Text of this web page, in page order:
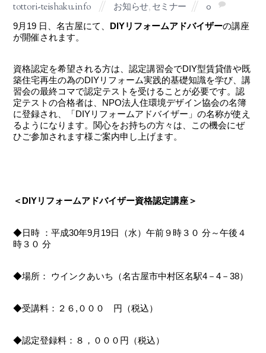
tottori-teishaku.info お知らせ,セミナー 0
9月19 日、名古屋にて、 DIYリフォームアドバイザーの講座
が開催されます。
資格認定を希望される方は、認定講習会でDIY型賃貸借や既
築住宅再生の為のDIYリフォーム実践的基礎知識を学び、講
習会の最終コマで認定テストを受けることが必要です。認
定テストの合格者は、NPO法人住環境デザイン協会の名簿
に登録され、「DIYリフォームアドバイザー」の名称が使え
るようになります。関心をお持ちの方々は、この機会にぜ
ひご参加されます様ご案内申し上げます。
＜DIYリフォームアドバイザー資格認定講座＞
◆日時 ：平成30年9月19日（水）午前９時３０ 分～午後４
時３０ 分
◆場所： ウインクあいち（名古屋市中村区名駅4－4－38）
◆受講料：２６,０００ 円（税込）
◆認定登録料：８，０００円（税込）